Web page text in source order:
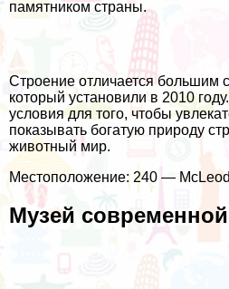
памятником страны.
Строение отличается большим
который установили в 2010
условия для того, чтобы
показывать богатую природу
животный мир.
Местоположение: 240 —
Музей